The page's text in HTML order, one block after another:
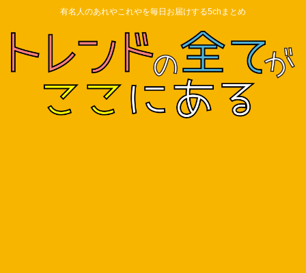
有名人のあれやこれやを毎日お届けする5chまとめ